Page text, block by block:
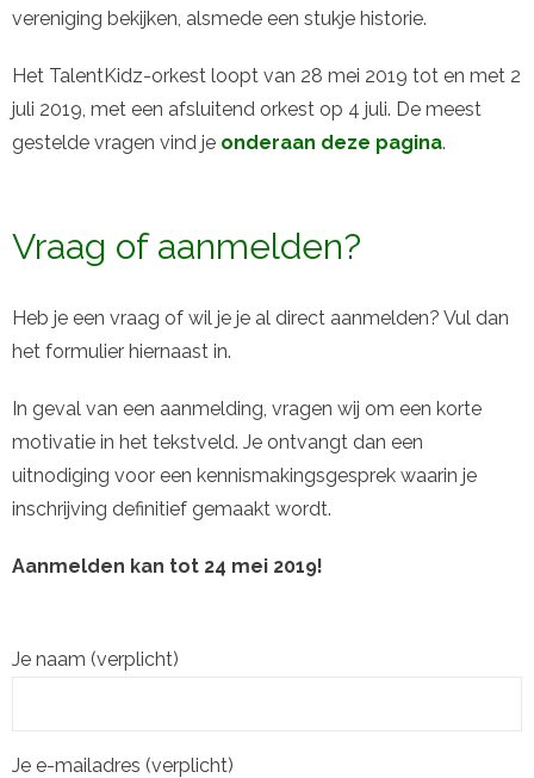
vereniging bekijken, alsmede een stukje historie.
Het TalentKidz-orkest loopt van 28 mei 2019 tot en met 2
juli 2019, met een afsluitend orkest op 4 juli. De meest
gestelde vragen vind je onderaan deze pagina.
Vraag of aanmelden?
Heb je een vraag of wil je je al direct aanmelden? Vul dan
het formulier hiernaast in.
In geval van een aanmelding, vragen wij om een korte
motivatie in het tekstveld. Je ontvangt dan een
uitnodiging voor een kennismakingsgesprek waarin je
inschrijving definitief gemaakt wordt.
Aanmelden kan tot 24 mei 2019!
Je naam (verplicht)
Je e-mailadres (verplicht)